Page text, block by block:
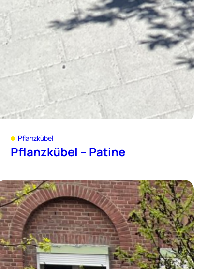
Pflanzkübel
Pflanzkübel – Patine